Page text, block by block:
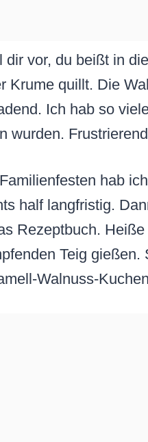
dir vor, du beißt in
Krume quillt. Die
Ich hab so
wurden.
hab
half langfristig.
Rezeptbuch.
Teig
Walnuss-